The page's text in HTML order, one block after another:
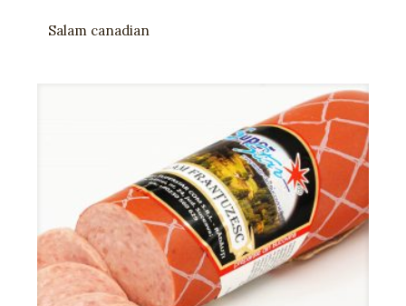
Salam canadian